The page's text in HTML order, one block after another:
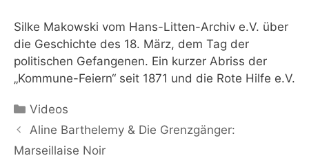
Silke Makowski vom Hans-Litten-Archiv e.V. über
die Geschichte des 18. März, dem Tag der
politischen Gefangenen. Ein kurzer Abriss der
„Kommune-Feiern“ seit 1871 und die Rote Hilfe e.V.
Kategorien
Videos
Aline Barthelemy & Die Grenzgänger:
Marseillaise Noir